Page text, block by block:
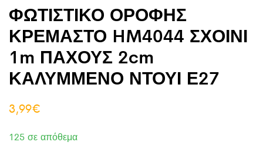
ΦΩΤΙΣΤΙΚΟ ΟΡΟΦΗΣ
ΚΡΕΜΑΣΤΟ HM4044 ΣΧΟΙΝΙ
1m ΠΑΧΟΥΣ 2cm
ΚΑΛΥΜΜΕΝΟ ΝΤΟΥΙ Ε27
3,99€
125 σε απόθεμα